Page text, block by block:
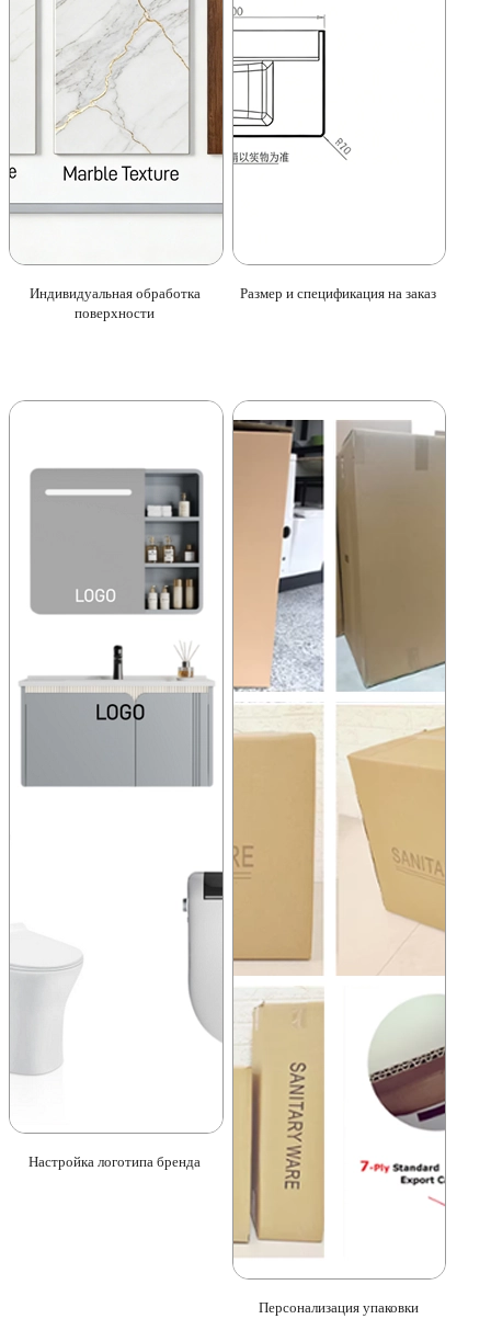
Индивидуальная обработка
поверхности
Размер и спецификация на заказ
Настройка логотипа бренда
Персонализация упаковки